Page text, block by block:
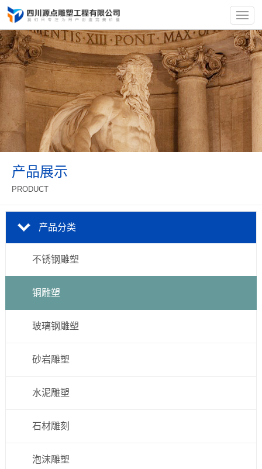
产品展示
PRODUCT
产品分类
不锈钢雕塑
铜雕塑
玻璃钢雕塑
砂岩雕塑
水泥雕塑
石材雕刻
泡沫雕塑